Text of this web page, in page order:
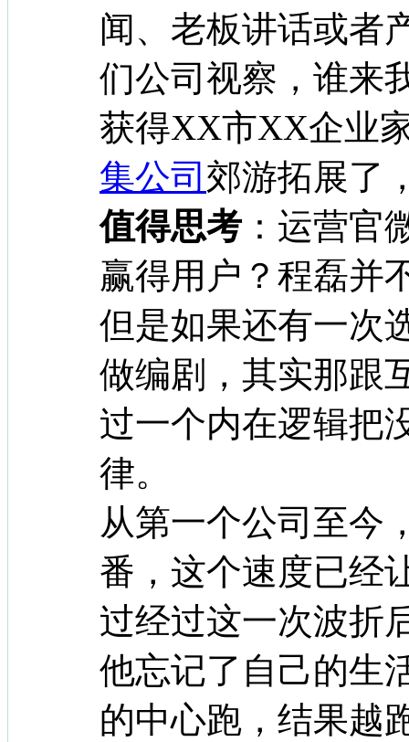
闻、老板讲话或者
们公司视察，谁来
获得XX市XX企业
集公司 郊游拓展了
值得思考：运营官
赢得用户？程磊并
但是如果还有一次
做编剧，其实那跟
过一个内在逻辑把
律。
从第一个公司至今
番，这个速度已经
过经过这一次波折
他忘记了自己的生
的中心跑，结果越